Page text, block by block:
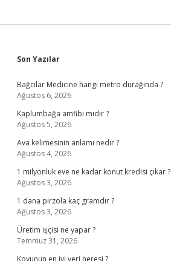
Sidebar
Son Yazılar
Bağcılar Medicine hangi metro durağında ?
Ağustos 6, 2026
Kaplumbağa amfibi midir ?
Ağustos 5, 2026
Ava kelimesinin anlamı nedir ?
Ağustos 4, 2026
1 milyonluk eve ne kadar konut kredisi çıkar ?
Ağustos 3, 2026
1 dana pirzola kaç gramdır ?
Ağustos 3, 2026
Üretim işçisi ne yapar ?
Temmuz 31, 2026
Koyunun en iyi yeri neresi ?